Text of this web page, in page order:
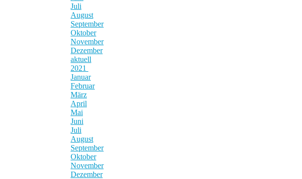
Juli
August
September
Oktober
November
Dezember
aktuell
2021
Januar
Februar
März
April
Mai
Juni
Juli
August
September
Oktober
November
Dezember